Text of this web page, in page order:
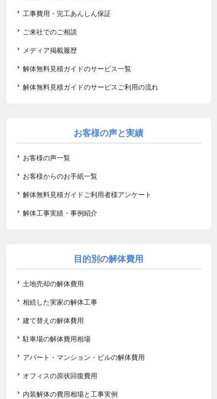
工事費用・完工あんしん保証
ご来社でのご相談
メディア掲載履歴
解体無料見積ガイドのサービス一覧
解体無料見積ガイドのサービスご利用の流れ
お客様の声と実績
お客様の声一覧
お客様からのお手紙一覧
解体無料見積ガイドご利用者様アンケート
解体工事実績・事例紹介
目的別の解体費用
土地売却の解体費用
相続した実家の解体工事
建て替えの解体費用
駐車場の解体費用相場
アパート・マンション・ビルの解体費用
オフィスの原状回復費用
内装解体の費用相場と工事実例